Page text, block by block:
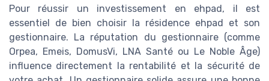
Pour réussir un investissement en ehpad, il est
essentiel de bien choisir la résidence ehpad et son
gestionnaire. La réputation du gestionnaire (comme
Orpea, Emeis, DomusVi, LNA Santé ou Le Noble Âge)
influence directement la rentabilité et la sécurité de